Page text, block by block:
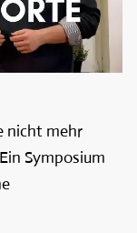
nicht mehr
Symposium